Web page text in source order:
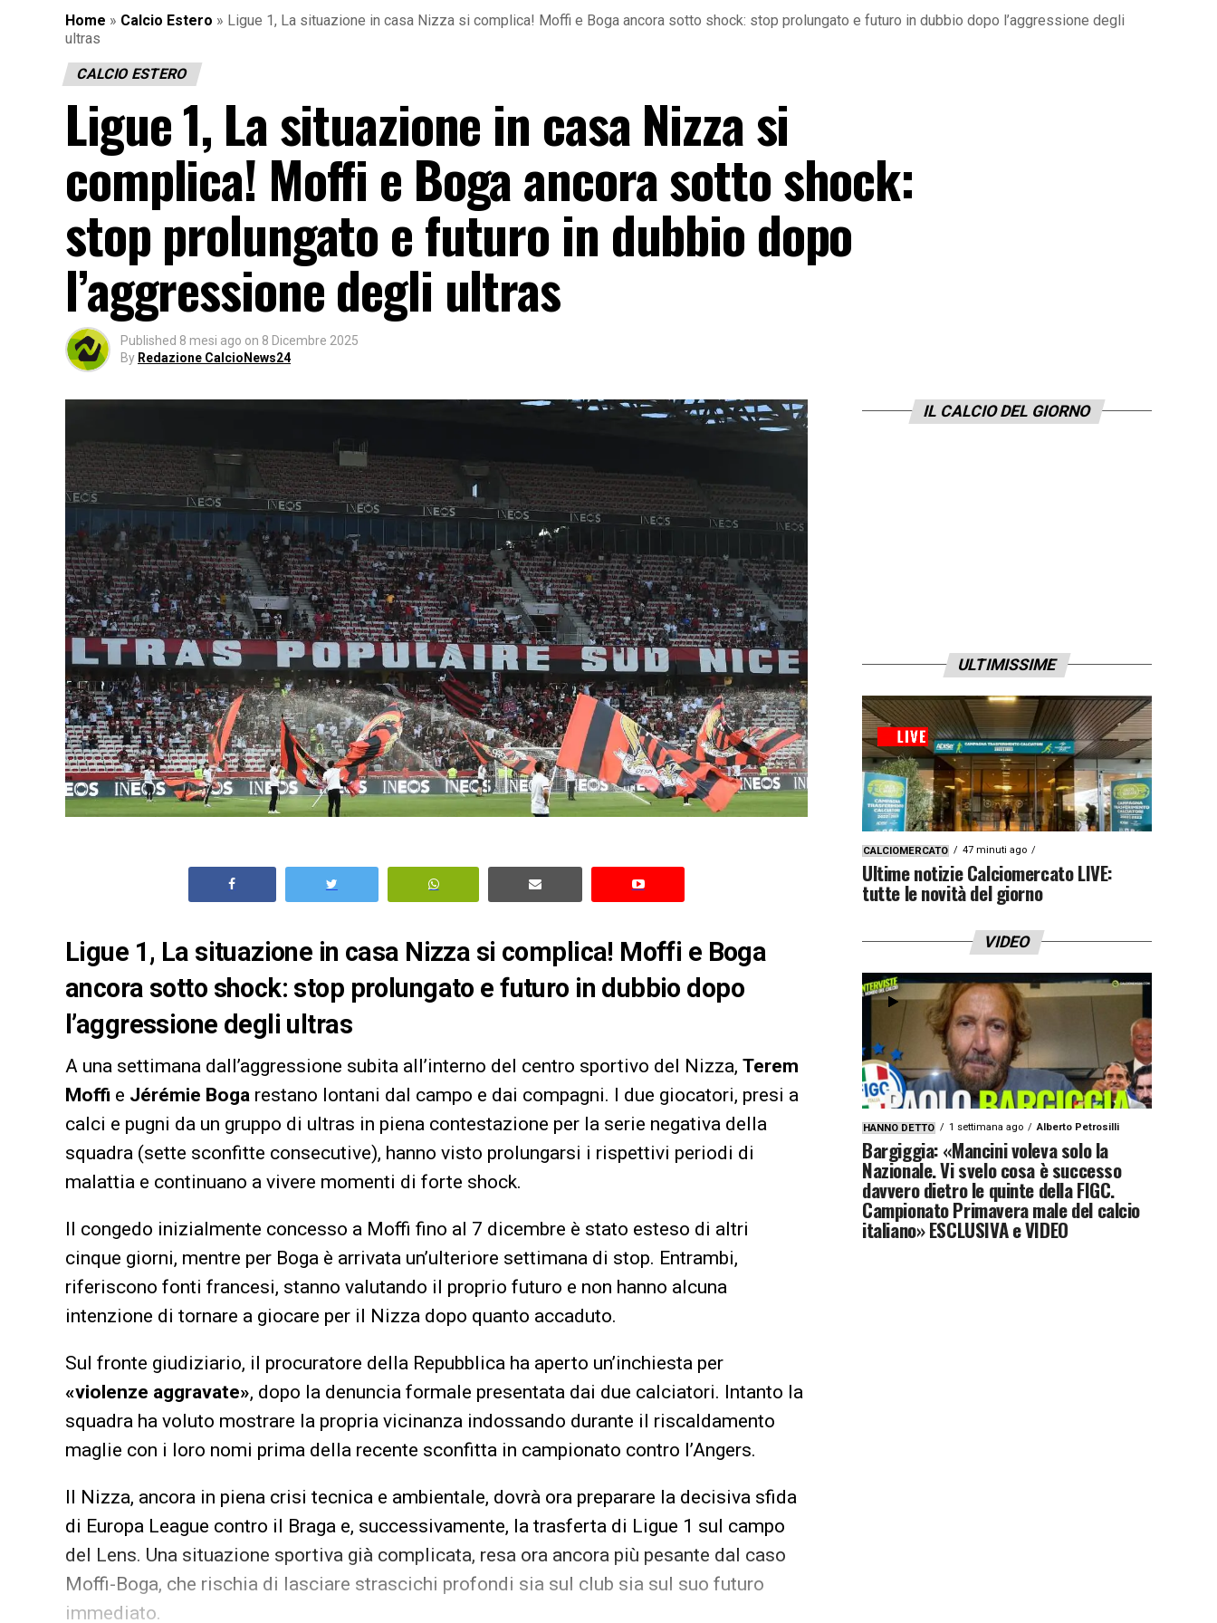
Home » Calcio Estero » Ligue 1, La situazione in casa Nizza si complica! Moffi e Boga ancora sotto shock: stop prolungato e futuro in dubbio dopo l’aggressione degli
ultras
CALCIO ESTERO
Ligue 1, La situazione in casa Nizza si
complica! Moffi e Boga ancora sotto shock:
stop prolungato e futuro in dubbio dopo
l’aggressione degli ultras
Published 8 mesi ago on 8 Dicembre 2025
By Redazione CalcioNews24
Ligue 1, La situazione in casa Nizza si complica! Moffi e Boga
ancora sotto shock: stop prolungato e futuro in dubbio dopo
l’aggressione degli ultras
A una settimana dall’aggressione subita all’interno del centro sportivo del Nizza, Terem
Moffi e Jérémie Boga restano lontani dal campo e dai compagni. I due giocatori, presi a
calci e pugni da un gruppo di ultras in piena contestazione per la serie negativa della
squadra (sette sconfitte consecutive), hanno visto prolungarsi i rispettivi periodi di
malattia e continuano a vivere momenti di forte shock.
Il congedo inizialmente concesso a Moffi fino al 7 dicembre è stato esteso di altri
cinque giorni, mentre per Boga è arrivata un’ulteriore settimana di stop. Entrambi,
riferiscono fonti francesi, stanno valutando il proprio futuro e non hanno alcuna
intenzione di tornare a giocare per il Nizza dopo quanto accaduto.
Sul fronte giudiziario, il procuratore della Repubblica ha aperto un’inchiesta per
«violenze aggravate», dopo la denuncia formale presentata dai due calciatori. Intanto la
squadra ha voluto mostrare la propria vicinanza indossando durante il riscaldamento
maglie con i loro nomi prima della recente sconfitta in campionato contro l’Angers.
Il Nizza, ancora in piena crisi tecnica e ambientale, dovrà ora preparare la decisiva sfida
di Europa League contro il Braga e, successivamente, la trasferta di Ligue 1 sul campo
del Lens. Una situazione sportiva già complicata, resa ora ancora più pesante dal caso
Moffi-Boga, che rischia di lasciare strascichi profondi sia sul club sia sul suo futuro
immediato.
IL CALCIO DEL GIORNO
ULTIMISSIME
CALCIOMERCATO 47 minuti ago
Ultime notizie Calciomercato LIVE:
tutte le novità del giorno
VIDEO
HANNO DETTO 1 settimana ago Alberto Petrosilli
Bargiggia: «Mancini voleva solo la
Nazionale. Vi svelo cosa è successo
davvero dietro le quinte della FIGC.
Campionato Primavera male del calcio
italiano» ESCLUSIVA e VIDEO